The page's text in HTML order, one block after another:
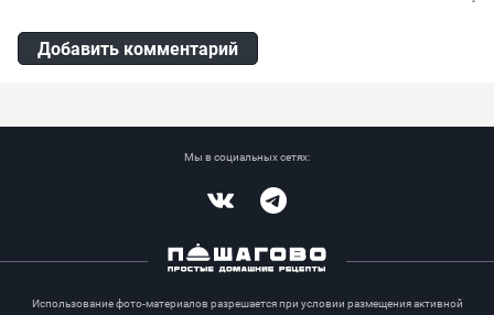
Добавить комментарий
Мы в социальных сетях:
Использование фото-материалов разрешается при условии размещения активной